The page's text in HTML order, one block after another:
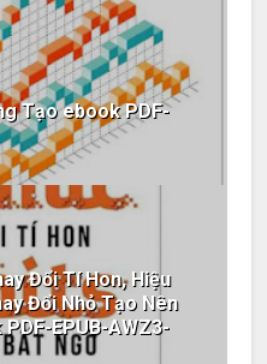
Tạo ebook PDF-
Đổi Tí Hon, Hiệu
Đổi Nhỏ Tạo Nên
EPUB-AWZ3-